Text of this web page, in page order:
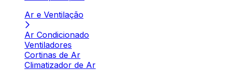
Ar e Ventilação
Ar Condicionado
Ventiladores
Cortinas de Ar
Climatizador de Ar